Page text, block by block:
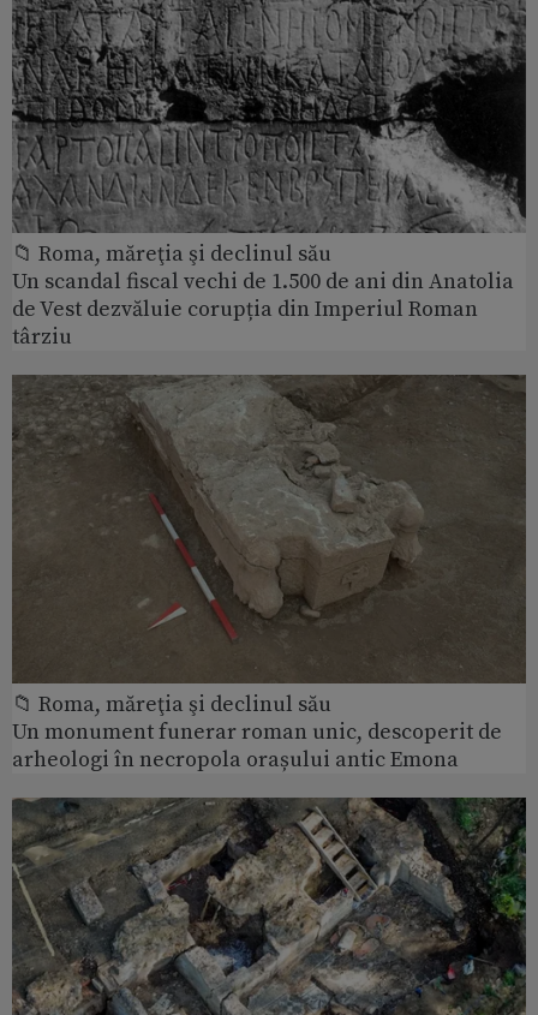
📁 Roma, măreţia şi declinul său
Un scandal fiscal vechi de 1.500 de ani din Anatolia
de Vest dezvăluie corupția din Imperiul Roman
târziu
📁 Roma, măreţia şi declinul său
Un monument funerar roman unic, descoperit de
arheologi în necropola orașului antic Emona